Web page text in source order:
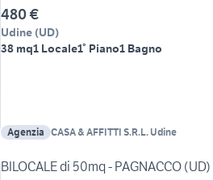
480 €
Udine (UD)
38 mq1 Locale1° Piano1 Bagno
Agenzia CASA & AFFITTI S.R.L. Udine
BILOCALE di 50mq - PAGNACCO (UD)